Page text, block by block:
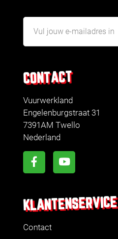
CONTACT
Vuurwerkland
Engelenburgstraat 31
7391AM Twello
Nederland
KLANTENSERVICE
Contact